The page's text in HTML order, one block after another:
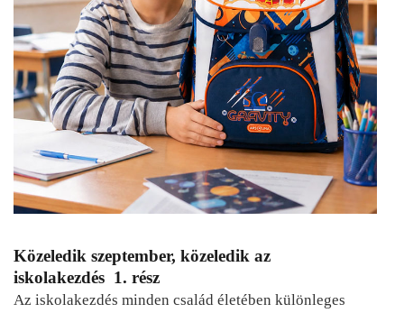
Közeledik szeptember, közeledik az
iskolakezdés 1. rész
Az iskolakezdés minden család életében különleges